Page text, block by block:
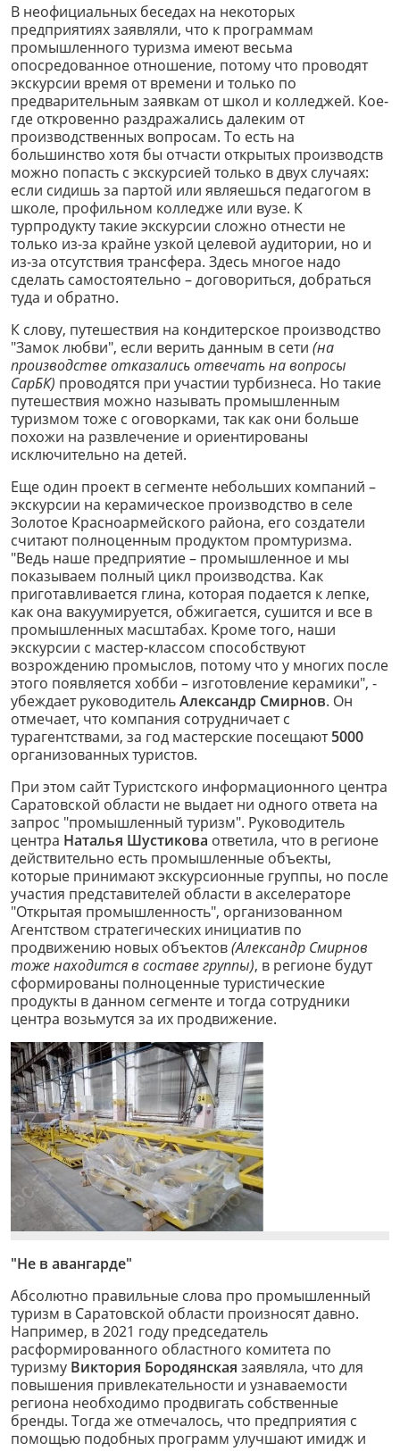
В неофициальных беседах на некоторых
предприятиях заявляли, что к программам
промышленного туризма имеют весьма
опосредованное отношение, потому что проводят
экскурсии время от времени и только по
предварительным заявкам от школ и колледжей. Кое-
где откровенно раздражались далеким от
производственных вопросам. То есть на
большинство хотя бы отчасти открытых производств
можно попасть с экскурсией только в двух случаях:
если сидишь за партой или являешься педагогом в
школе, профильном колледже или вузе. К
турпродукту такие экскурсии сложно отнести не
только из-за крайне узкой целевой аудитории, но и
из-за отсутствия трансфера. Здесь многое надо
сделать самостоятельно – договориться, добраться
туда и обратно.
К слову, путешествия на кондитерское производство
"Замок любви", если верить данным в сети (на
производстве отказались отвечать на вопросы
СарБК) проводятся при участии турбизнеса. Но такие
путешествия можно называть промышленным
туризмом тоже с оговорками, так как они больше
похожи на развлечение и ориентированы
исключительно на детей.
Еще один проект в сегменте небольших компаний –
экскурсии на керамическое производство в селе
Золотое Красноармейского района, его создатели
считают полноценным продуктом промтуризма.
"Ведь наше предприятие – промышленное и мы
показываем полный цикл производства. Как
приготавливается глина, которая подается к лепке,
как она вакуумируется, обжигается, сушится и все в
промышленных масштабах. Кроме того, наши
экскурсии с мастер-классом способствуют
возрождению промыслов, потому что у многих после
этого появляется хобби – изготовление керамики", -
убеждает руководительАлександр Смирнов. Он
отмечает, что компания сотрудничает с
турагентствами, за год мастерские посещают5000
организованных туристов.
При этом сайт Туристского информационного центра
Саратовской области не выдает ни одного ответа на
запрос "промышленный туризм". Руководитель
центра Наталья Шустикова ответила, что в регионе
действительно есть промышленные объекты,
которые принимают экскурсионные группы, но после
участия представителей области в акселераторе
"Открытая промышленность", организованном
Агентством стратегических инициатив по
продвижению новых объектов(Александр Смирнов
тоже находится в составе группы), в регионе будут
сформированы полноценные туристические
продукты в данном сегменте и тогда сотрудники
центра возьмутся за их продвижение.
"Не в авангарде"
Абсолютно правильные слова про промышленный
туризм в Саратовской области произносят давно.
Например, в 2021 году председатель
расформированного областного комитета по
туризму Виктория Бородянская заявляла, что для
повышения привлекательности и узнаваемости
региона необходимо продвигать собственные
бренды. Тогда же отмечалось, что предприятия с
помощью подобных программ улучшают имидж и